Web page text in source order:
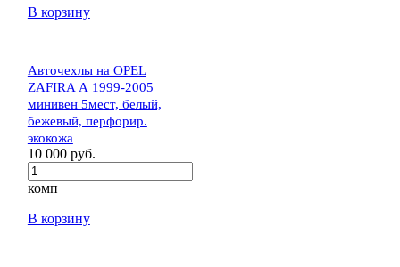
В корзину
Авточехлы на OPEL
ZAFIRA А 1999-2005
минивен 5мест, белый,
бежевый, перфорир.
экокожа
10 000 руб.
комп
В корзину